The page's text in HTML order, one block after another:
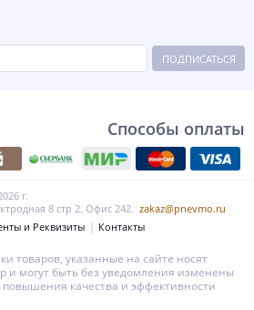
ПОДПИСАТЬСЯ
Способы оплаты
г.
8 стр 2. Офис 242. zakaz@pnevmo.ru
и Реквизиты Контакты
товаров, указанные на сайте носят
и могут быть без уведомления изменены
качества и эффективности